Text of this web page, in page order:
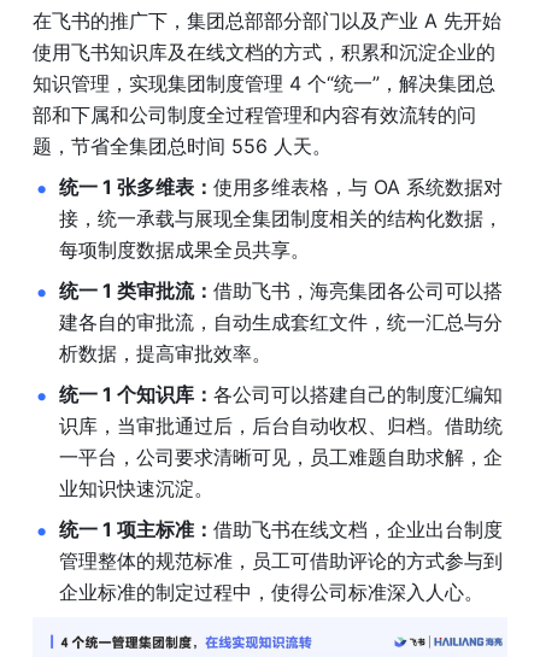
在飞书的推广下，集团总部部分部门以及产业 A 先开始
使用飞书知识库及在线文档的方式，积累和沉淀企业的
知识管理，实现集团制度管理 4 个“统一”，解决集团总
部和下属和公司制度全过程管理和内容有效流转的问
题，节省全集团总时间 556 人天。
统一 1 张多维表： 使用多维表格，与 OA 系统数据对
接，统一承载与展现全集团制度相关的结构化数据，
每项制度数据成果全员共享。
统一 1 类审批流： 借助飞书，海亮集团各公司可以搭
建各自的审批流，自动生成套红文件，统一汇总与分
析数据，提高审批效率。
统一 1 个知识库： 各公司可以搭建自己的制度汇编知
识库，当审批通过后，后台自动收权、归档。借助统
一平台，公司要求清晰可见，员工难题自助求解，企
业知识快速沉淀。
统一 1 项主标准： 借助飞书在线文档，企业出台制度
管理整体的规范标准，员工可借助评论的方式参与到
企业标准的制定过程中，使得公司标准深入人心。